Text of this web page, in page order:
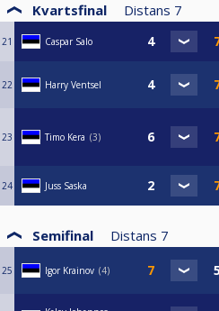
Kvartsfinal Distans 7
21 Caspar Salo
22 Harry Ventsel
23 Timo Kera 3
24 Juss Saska
Semifinal Distans 7
25 Igor Krainov 4